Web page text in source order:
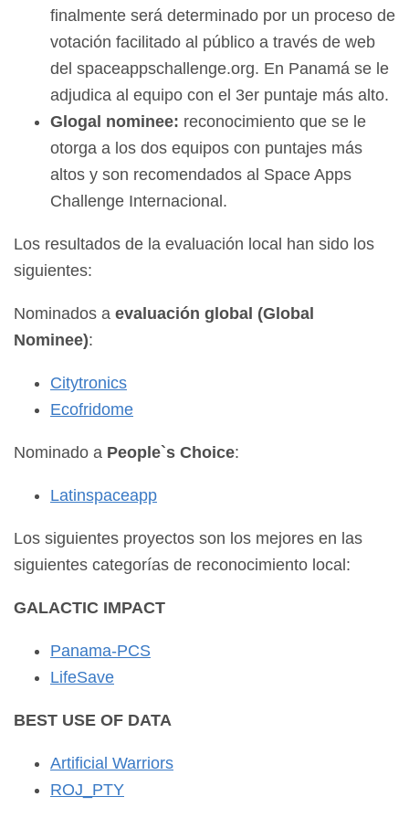
finalmente será determinado por un proceso de
votación facilitado al público a través de web
del spaceappschallenge.org. En Panamá se le
adjudica al equipo con el 3er puntaje más alto.
Glogal nominee: reconocimiento que se le
otorga a los dos equipos con puntajes más
altos y son recomendados al Space Apps
Challenge Internacional.
Los resultados de la evaluación local han sido los
siguientes:
Nominados a evaluación global (Global
Nominee):
Citytronics
Ecofridome
Nominado a People`s Choice:
Latinspaceapp
Los siguientes proyectos son los mejores en las
siguientes categorías de reconocimiento local:
GALACTIC IMPACT
Panama-PCS
LifeSave
BEST USE OF DATA
Artificial Warriors
ROJ_PTY